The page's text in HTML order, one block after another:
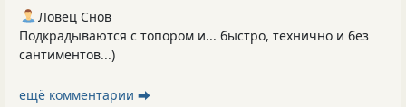
Ловец Снов
Подкрадываются с топором и... быстро, технично и без
сантиментов...)
ещё комментарии ⮕